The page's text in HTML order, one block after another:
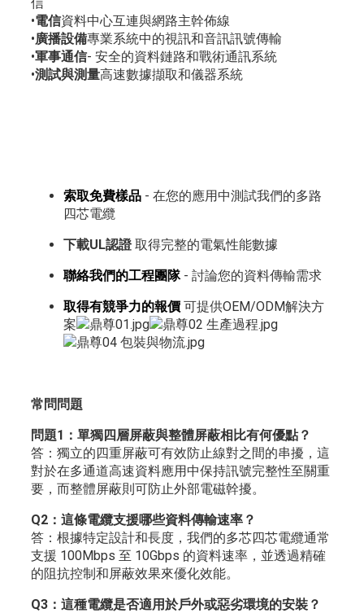
•電信資料中心互連與網路主幹佈線
•廣播設備專業系統中的視訊和音訊訊號傳輸
•軍事通信- 安全的資料鏈路和戰術通訊系統
•測試與測量高速數據擷取和儀器系統
索取免費樣品- 在您的應用中測試我們的多路
四芯電纜
下載UL認證取得完整的電氣性能數據
聯絡我們的工程團隊- 討論您的資料傳輸需求
取得有競爭力的報價可提供OEM/ODM解決方
案
常問問題
問題1：單獨四層屏蔽與整體屏蔽相比有何優點？
答：獨立的四重屏蔽可有效防止線對之間的串擾，這
對於在多通道高速資料應用中保持訊號完整性至關重
要，而整體屏蔽則可防止外部電磁幹擾。
Q2：這條電纜支援哪些資料傳輸速率？
答：根據特定設計和長度，我們的多芯四芯電纜通常
支援 100Mbps 至 10Gbps 的資料速率，並透過精確
的阻抗控制和屏蔽效果來優化效能。
Q3：這種電纜是否適用於戶外或惡劣環境的安裝？